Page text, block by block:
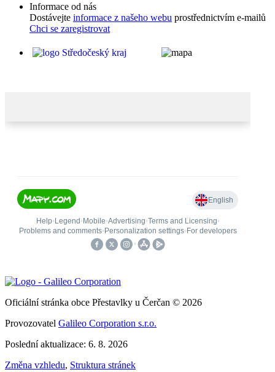
Informace od nás
Dostávejte informace z našeho webu prostřednictvím e-mailů
Chci se zaregistrovat
Oficiální stránka obce Přestavlky u Čerčan © 2026
Provozovatel Galileo Corporation s.r.o.
Poslední aktualizace: 6. 8. 2026
Změna vzhledu, Struktura stránek